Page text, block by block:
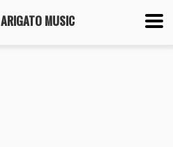
ARIGATO MUSIC